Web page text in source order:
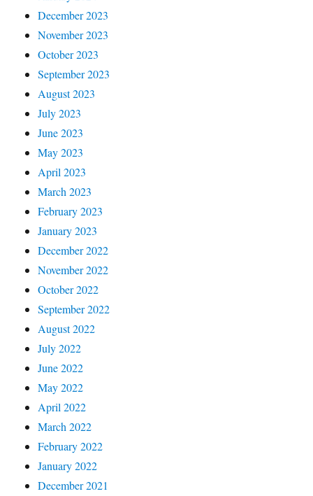
December 2023
November 2023
October 2023
September 2023
August 2023
July 2023
June 2023
May 2023
April 2023
March 2023
February 2023
January 2023
December 2022
November 2022
October 2022
September 2022
August 2022
July 2022
June 2022
May 2022
April 2022
March 2022
February 2022
January 2022
December 2021